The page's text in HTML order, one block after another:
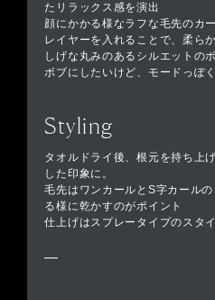
たリラックス感を演出
顔にかかる様なラフな毛先のカ
レイヤーを入れることで、柔ら
しげな丸みのあるシルエットの
ボブにしたいけど、モードっぽ
Styling
タオルドライ後、根元を持ち上
した印象に。
毛先はワンカールとS字カール
る様に乾かすのがポイント
仕上げはスプレータイプのスタ